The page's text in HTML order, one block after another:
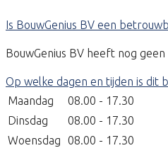
Is BouwGenius BV een
BouwGenius BV heeft nog
Op welke dagen en tijden is dit
Maandag
08.00 - 17.30
Dinsdag
08.00 - 17.30
Woensdag
08.00 - 17.30